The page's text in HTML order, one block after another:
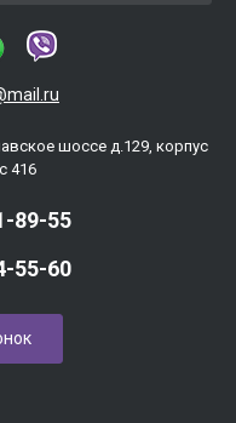
шоссе д.129, корпус
416
89-55
55-60